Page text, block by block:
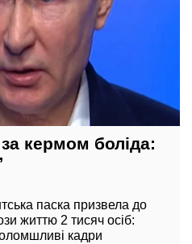
кермом боліда:
паска призвела до
життю 2 тисяч осіб:
кадри